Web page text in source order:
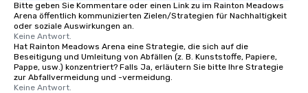
Bitte geben Sie Kommentare oder einen Link zu im Rainton Meadows
Arena öffentlich kommunizierten Zielen/Strategien für Nachhaltigkeit
oder soziale Auswirkungen an.
Keine Antwort.
Hat Rainton Meadows Arena eine Strategie, die sich auf die
Beseitigung und Umleitung von Abfällen (z. B. Kunststoffe, Papiere,
Pappe, usw.) konzentriert? Falls Ja, erläutern Sie bitte Ihre Strategie
zur Abfallvermeidung und -vermeidung.
Keine Antwort.